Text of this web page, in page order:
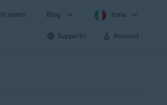
siamo Blog Italia
Supporto Account